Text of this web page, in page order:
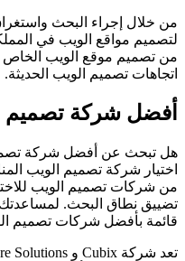
من خلال إجراء البحث
لتصميم مواقع الويب في
من تصميم موقع الويب الخاص
اتجاهات تصميم الويب الحديثة.
أفضل شركة تصميم
هل تبحث عن أفضل شركة
اختيار شركة تصميم الويب
من شركات تصميم الويب
تضييق نطاق البحث. لمساعدتك
قائمة بأفضل شركات تصميم